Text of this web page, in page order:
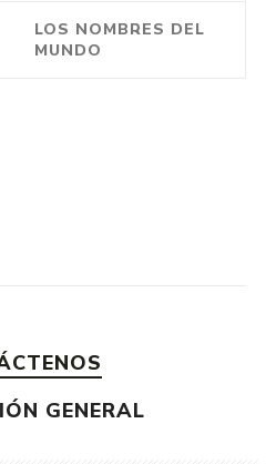
LOS NOMBRES DEL
MUNDO
GENERAL